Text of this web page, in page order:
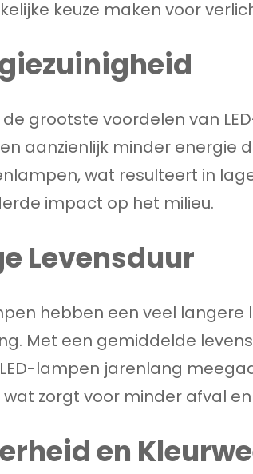
keuze maken voor
de grootste voordelen van
aanzienlijk minder energie
wat resulteert in
impact op het milieu.
Levensduur
hebben een veel
Met een gemiddelde
lampen jarenlang
wat zorgt voor minder afval
en